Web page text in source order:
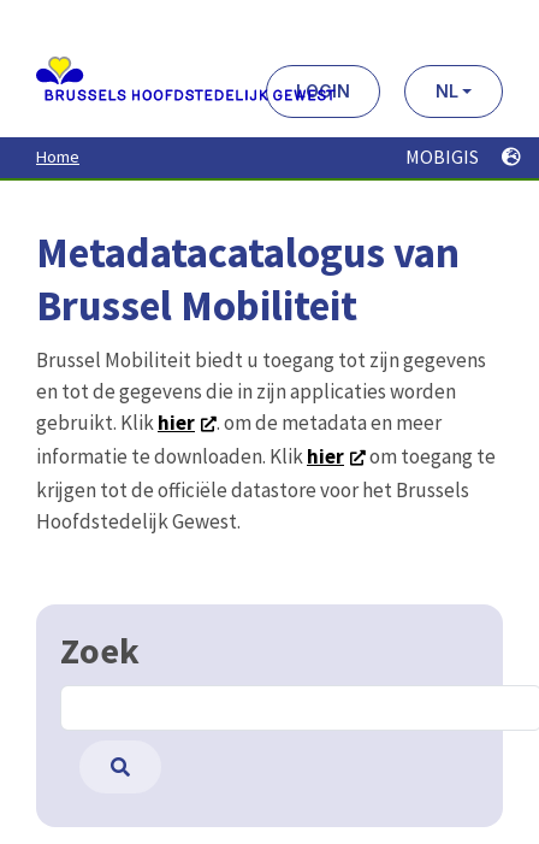
contenu
principal
LOGIN NL
Home MOBIGIS
Metadatacatalogus van
Brussel Mobiliteit
Brussel Mobiliteit biedt u toegang tot zijn gegevens
en tot de gegevens die in zijn applicaties worden
gebruikt. Klikhier
. om de metadata en meer
informatie te downloaden. Klikhier
om toegang te
krijgen tot de officiële datastore voor het Brussels
Hoofdstedelijk Gewest.
Zoek